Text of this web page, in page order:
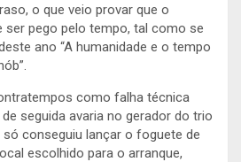
o que veio provar que o
ser pego pelo tempo, tal como se
ano “A humanidade e o tempo
como falha técnica
seguida avaria no gerador do trio
conseguiu lançar o foguete de
escolhido para o arranque,